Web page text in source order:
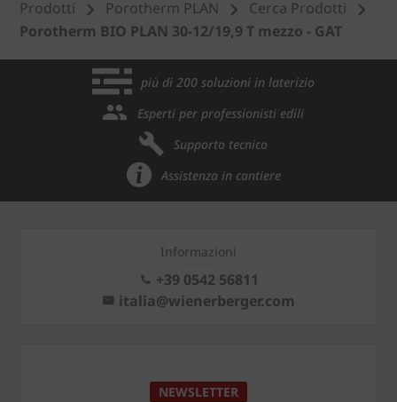
Prodotti Porotherm PLAN
Cerca Prodotti
Porotherm BIO PLAN 30-12/19,9 T mezzo - GAT
più di 200 soluzioni in laterizio
Esperti per professionisti edili
Supporto tecnico
Assistenza in cantiere
Informazioni
+39 0542 56811
italia@wienerberger.com
NEWSLETTER